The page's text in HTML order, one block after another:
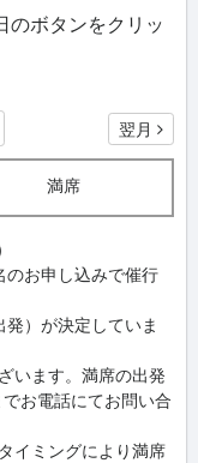
のボタンをクリッ
翌月
満席
のお申し込みで催行
）が決定していま
います。満席の出発
お電話にてお問い合
イミングにより満席